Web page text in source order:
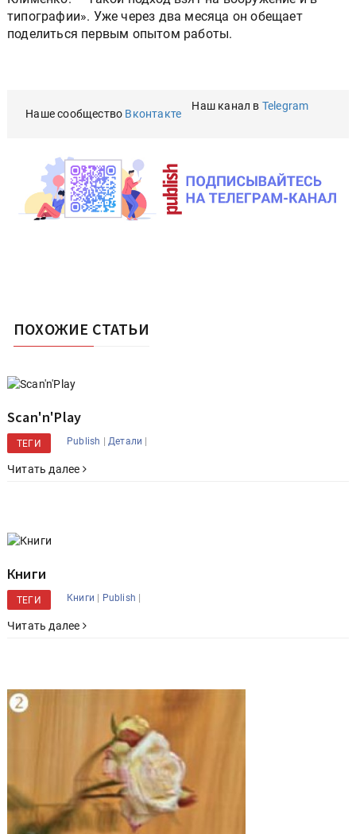
типографии». Уже через два месяца он обещает
поделиться первым опытом работы.
Наше сообщество Вконтакте
Наш канал в Telegram
ПОХОЖИЕ СТАТЬИ
Scan'n'Play
ТЕГИ Publish |Детали |
Читать далее
Книги
ТЕГИ Книги | Publish |
Читать далее